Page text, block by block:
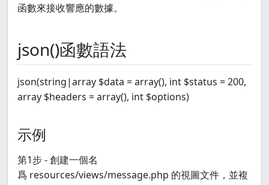
函數來接收響應的數據。
json()函數語法
json(string|array $data = array(), int $status = 200,
array $headers = array(), int $options)
示例
第1步 - 創建一個名
爲 resources/views/message.php 的視圖文件，並複